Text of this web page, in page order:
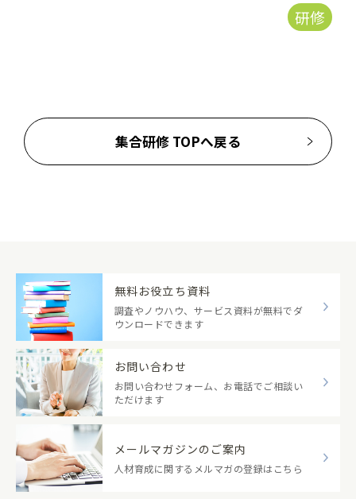
研修
集合研修 TOPへ戻る
無料お役立ち資料
調査やノウハウ、サービス資料が無料でダ
ウンロードできます
お問い合わせ
お問い合わせフォーム、お電話でご相談い
ただけます
メールマガジンのご案内
人材育成に関するメルマガの登録はこちら